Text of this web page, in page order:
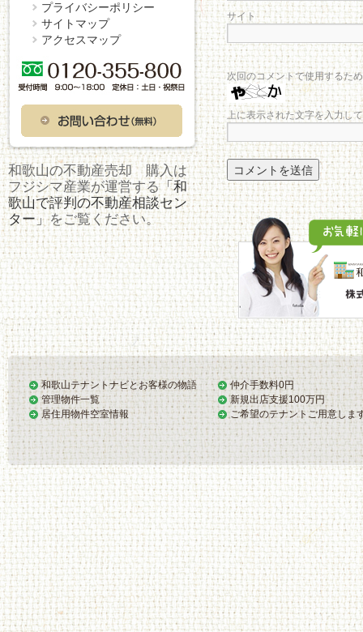
サイト
次回のコメントで使用するた
上に表示された文字を入力し
プライバシーポリシー
サイトマップ
アクセスマップ
和歌山の不動産売却 購入は
フジシマ産業が運営する「和
歌山で評判の不動産相談セン
ター」をご覧ください。
和歌山テナントナビとお客様の物語
管理物件一覧
居住用物件空室情報
仲介手数料0円
新規出店支援100万円
ご希望のテナントご用意しま